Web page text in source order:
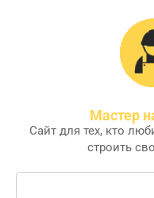
Мастер
Сайт для тех, кто
строить
Поиск: